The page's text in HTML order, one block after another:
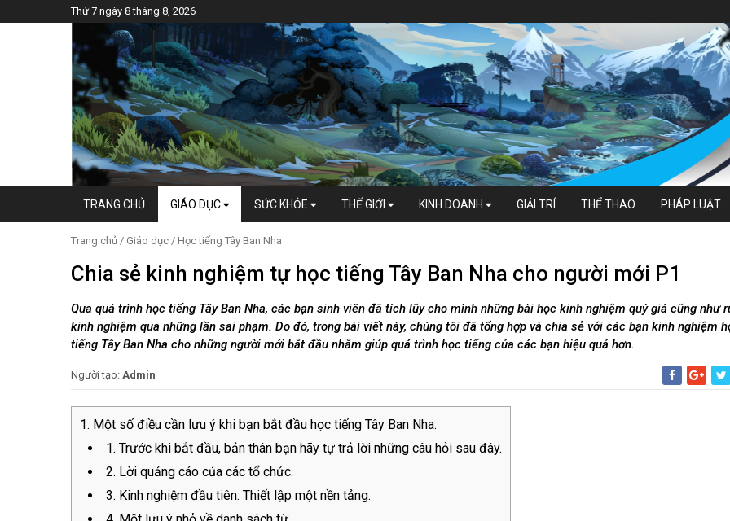
Thứ 7 ngày 8 tháng 8, 2026
TRANG CHỦ GIÁO DỤC SỨC KHỎE THẾ GIỚI KINH DOANH GIẢI TRÍ THỂ THAO PHÁP LUẬT
Trang chủ / Giáo dục / Học tiếng Tây Ban Nha
Chia sẻ kinh nghiệm tự học tiếng Tây Ban Nha cho người mới P1
Qua quá trình học tiếng Tây Ban Nha, các bạn sinh viên đã tích lũy cho mình những bài học kinh nghiệm quý giá cũng như
kinh nghiệm qua những lần sai phạm. Do đó, trong bài viết này, chúng tôi đã tổng hợp và chia sẻ với các bạn kinh nghiệm
tiếng Tây Ban Nha cho những người mới bắt đầu nhằm giúp quá trình học tiếng của các bạn hiệu quả hơn.
Người tạo: Admin
Một số điều cần lưu ý khi bạn bắt đầu học tiếng Tây Ban Nha.
1. Trước khi bắt đầu, bản thân bạn hãy tự trả lời những câu hỏi sau đây.
2. Lời quảng cáo của các tổ chức.
3. Kinh nghiệm đầu tiên: Thiết lập một nền tảng.